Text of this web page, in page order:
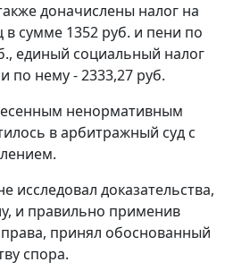
доначислены налог на
сумме 1352 руб. и пени по
единый социальный налог
по нему - 2333,27 руб.
ненормативным
в арбитражный суд с
исследовал доказательства,
и правильно применив
принял обоснованный
спора.